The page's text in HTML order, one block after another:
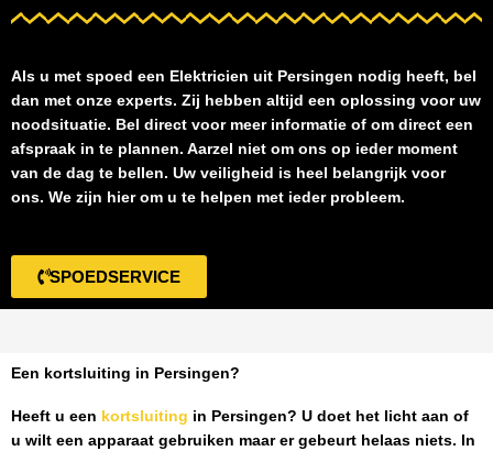
Als u met spoed een Elektricien uit Persingen nodig heeft, bel
dan met onze experts. Zij hebben altijd een oplossing voor uw
noodsituatie. Bel direct voor meer informatie of om direct een
afspraak in te plannen. Aarzel niet om ons op ieder moment
van de dag te bellen. Uw veiligheid is heel belangrijk voor
ons. We zijn hier om u te helpen met ieder probleem.
SPOEDSERVICE
Een kortsluiting in Persingen?
Heeft u een kortsluiting in Persingen? U doet het licht aan of
u wilt een apparaat gebruiken maar er gebeurt helaas niets. In